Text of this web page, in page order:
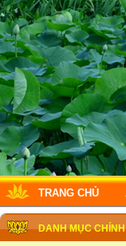
TRANG CHỦ
DANH MỤC CHÍNH